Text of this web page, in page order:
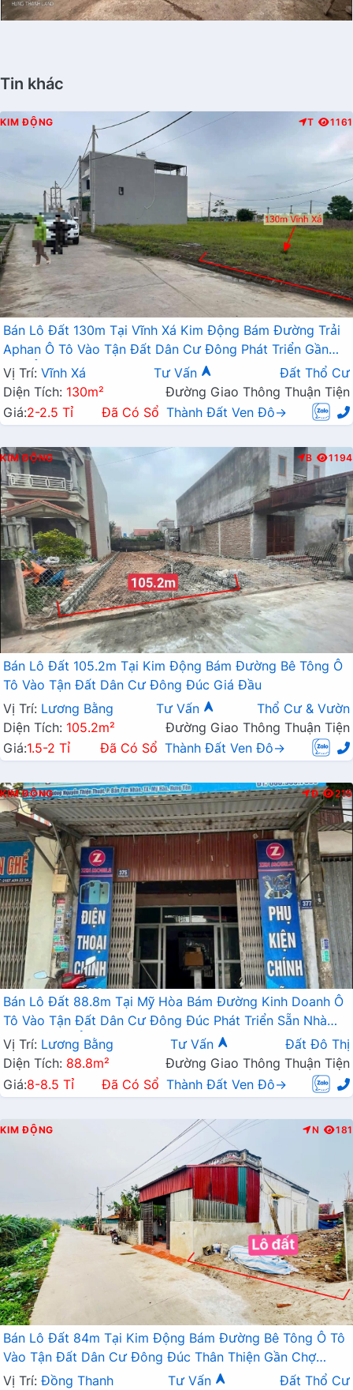
Tin khác
KIM ĐỘNG T 1161
Bán Lô Đất 130m Tại Vĩnh Xá Kim Động Bám Đường Trải
Aphan Ô Tô Vào Tận Đất Dân Cư Đông Phát Triển Gần
Chợ Ủy Ban Giá Đầu Tư
Vị Trí: Vĩnh Xá Tư Vấn
Đất Thổ Cư
Diện Tích: 130m²
Đường Giao Thông Thuận Tiện
Giá:2-2.5 Tỉ Đã Có Sổ Thành Đất Ven Đô→
KIM ĐỘNG B 1194
Bán Lô Đất 105.2m Tại Kim Động Bám Đường Bê Tông Ô
Tô Vào Tận Đất Dân Cư Đông Đúc Giá Đầu
Vị Trí: Lương Bằng Tư Vấn
Thổ Cư & Vườn
Diện Tích: 105.2m²
Đường Giao Thông Thuận Tiện
Giá:1.5-2 Tỉ Đã Có Sổ Thành Đất Ven Đô→
KIM ĐỘNG Đ 215
Bán Lô Đất 88.8m Tại Mỹ Hòa Bám Đường Kinh Doanh Ô
Tô Vào Tận Đất Dân Cư Đông Đúc Phát Triển Sẵn Nhà
Chỉ Việc Về Ở Giá Đầu Tư
Vị Trí: Lương Bằng Tư Vấn
Đất Đô Thị
Diện Tích: 88.8m²
Đường Giao Thông Thuận Tiện
Giá:8-8.5 Tỉ Đã Có Sổ Thành Đất Ven Đô→
KIM ĐỘNG N 181
Bán Lô Đất 84m Tại Kim Động Bám Đường Bê Tông Ô Tô
Vào Tận Đất Dân Cư Đông Đúc Thân Thiện Gần Chợ
Trường Học Giá Đầu Tư
Vị Trí: Đồng Thanh Tư Vấn Đất Thổ Cư